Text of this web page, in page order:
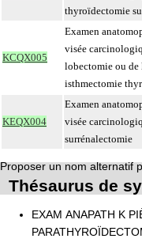
thyroïdectomie
KCQX005
Examen
visée
lobectomie ou de
isthmectomie
KEQX004
Examen
visée
surrénalectomie
Proposer un nom alternatif
Thésaurus de
EXAM ANAPATH K